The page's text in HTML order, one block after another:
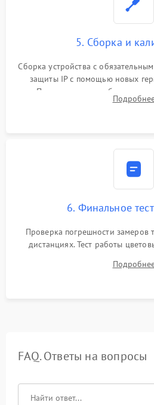
5. Сборка и
Сборка устройства с
защиты IP с помощью новых
Программная калибровка
абсолютно черному телу для
6. Финальное
Проверка погрешности замеров
дистанциях. Тест работы
термограмм в память и
автономности работы и
FAQ. Ответы на вопросы